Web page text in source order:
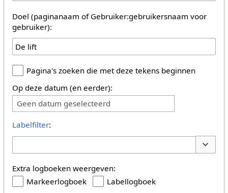
Doel (paginanaam of Gebruiker:gebruikersnaam voor
gebruiker):
Pagina's zoeken die met deze tekens beginnen
Op deze datum (en eerder):
Geen datum geselecteerd
Labelfilter:
Extra logboeken weergeven:
Markeerlogboek
Labellogboek